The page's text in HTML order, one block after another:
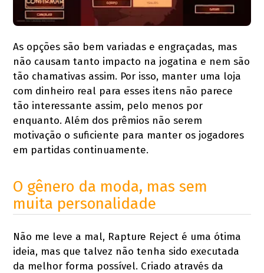
As opções são bem variadas e engraçadas, mas
não causam tanto impacto na jogatina e nem são
tão chamativas assim. Por isso, manter uma loja
com dinheiro real para esses itens não parece
tão interessante assim, pelo menos por
enquanto. Além dos prêmios não serem
motivação o suficiente para manter os jogadores
em partidas continuamente.
O gênero da moda, mas sem
muita personalidade
Não me leve a mal, Rapture Reject é uma ótima
ideia, mas que talvez não tenha sido executada
da melhor forma possível. Criado através da